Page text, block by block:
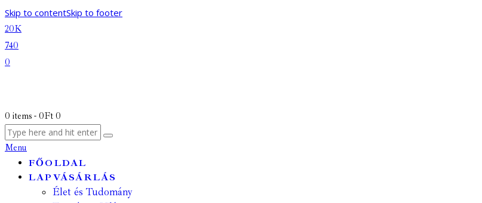
Skip to contentSkip to footer
20K
740
0
0 items - 0Ft 0
Menu
FŐOLDAL
LAPVÁSÁRLÁS
Élet és Tudomány